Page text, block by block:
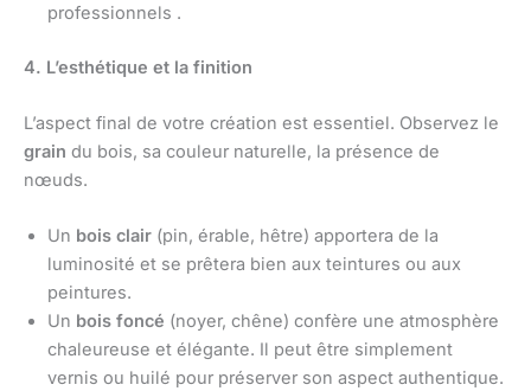
professionnels .
4. L’esthétique et la finition
L’aspect final de votre création est essentiel. Observez le
grain du bois, sa couleur naturelle, la présence de
nœuds.
Un bois clair (pin, érable, hêtre) apportera de la
luminosité et se prêtera bien aux teintures ou aux
peintures.
Un bois foncé (noyer, chêne) confère une atmosphère
chaleureuse et élégante. Il peut être simplement
vernis ou huilé pour préserver son aspect authentique.